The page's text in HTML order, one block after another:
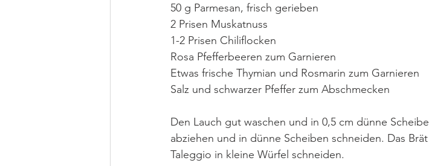
50 g Parmesan, frisch gerieben
2 Prisen Muskatnuss
1-2 Prisen Chiliflocken
Rosa Pfefferbeeren zum Garnieren
Etwas frische Thymian und Rosmarin zum Garnieren
Salz und schwarzer Pfeffer zum Abschmecken
Den Lauch gut waschen und in 0,5 cm dünne
abziehen und in dünne Scheiben schneiden. Das
Taleggio in kleine Würfel schneiden.